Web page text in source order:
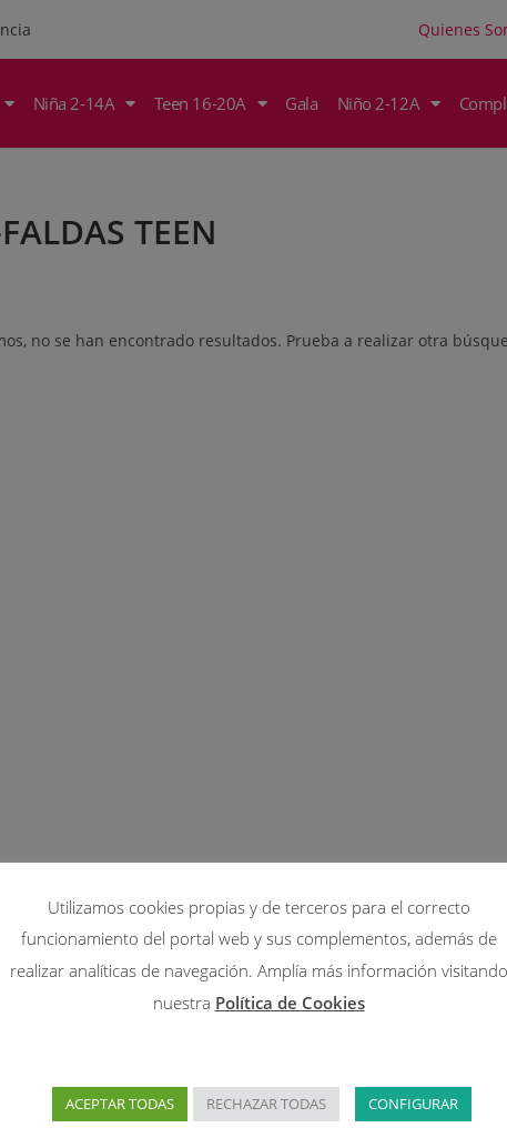
Quienes
Niña 2-14A Teen 16-20A Gala Niño 2-12A
TEEN
no se han encontrado resultados. Prueba a realizar otra
Utilizamos cookies propias y de terceros para el correcto
funcionamiento del portal web y sus complementos, además de
realizar analíticas de navegación. Amplía más información visitando
nuestra Política de Cookies
ACEPTAR TODAS RECHAZAR TODAS CONFIGURAR